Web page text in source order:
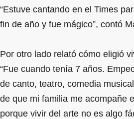
“Estuve cantando en el Times
fin de año y fue mágico”, contó
Por otro lado relató cómo eligió
“Fue cuando tenía 7 años.
de canto, teatro, comedia
de que mi familia me acompañe
porque vivir del arte no es algo